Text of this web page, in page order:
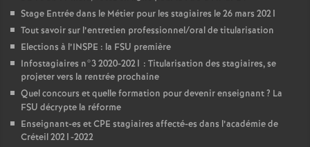
Stage Entrée dans le Métier pour les stagiaires le 26 mars 2021
Tout savoir sur l’entretien professionnel/oral de titularisation
Elections à l’INSPE : la FSU première
Infostagiaires n°3 2020-2021 : Titularisation des stagiaires, se
projeter vers la rentrée prochaine
Quel concours et quelle formation pour devenir enseignant? La
FSU décrypte la réforme
Enseignant-es etCPE stagiaires affecté-es dans l’académie de
Créteil 2021-2022